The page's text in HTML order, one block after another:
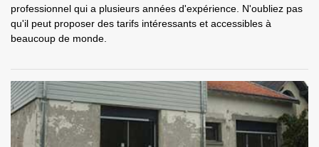
professionnel qui a plusieurs années d'expérience. N'oubliez pas
qu'il peut proposer des tarifs intéressants et accessibles à
beaucoup de monde.